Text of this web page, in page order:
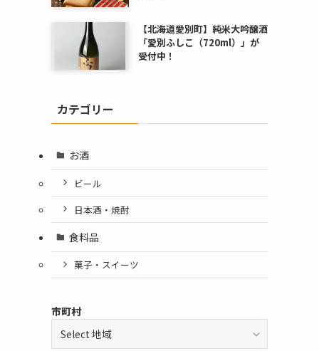
【北海道愛別町】純米大吟醸酒
「愛別ふしこ（720ml）」が
受付中！
カテゴリー
お酒
ビール
日本酒・焼酎
食料品
菓子・スイーツ
市町村
地域